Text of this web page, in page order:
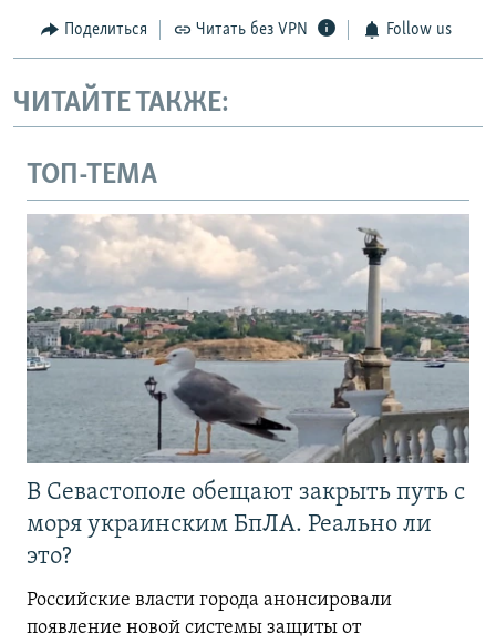
Поделиться Читать без VPN Follow us
ЧИТАЙТЕ ТАКЖЕ:
ТОП-ТЕМА
В Севастополе обещают закрыть путь с
моря украинским БпЛА. Реально ли
это?
Российские власти города анонсировали
появление новой системы защиты от